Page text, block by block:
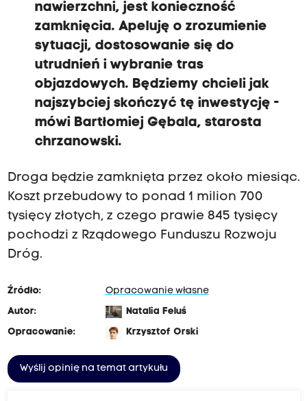
nawierzchni, jest konieczność
zamknięcia. Apeluję o zrozumienie
sytuacji, dostosowanie się do
utrudnień i wybranie tras
objazdowych. Będziemy chcieli jak
najszybciej skończyć tę inwestycję -
mówi Bartłomiej Gębala, starosta
chrzanowski.
Droga będzie zamknięta przez około miesiąc.
Koszt przebudowy to ponad 1 milion 700
tysięcy złotych, z czego prawie 845 tysięcy
pochodzi z Rządowego Funduszu Rozwoju
Dróg.
Źródło:
Opracowanie własne
Autor:
Natalia Feluś
Opracowanie:
Krzysztof Orski
Wyślij opinię na temat artykułu